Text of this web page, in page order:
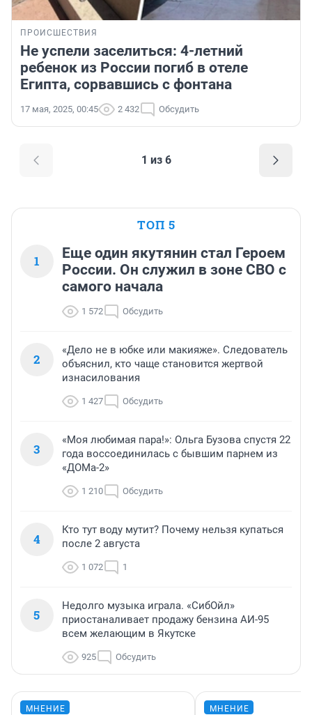
ПРОИСШЕСТВИЯ
Не успели заселиться: 4-летний
ребенок из России погиб в отеле
Египта, сорвавшись с фонтана
17 мая, 2025, 00:45 2 432 Обсудить
1 из 6
ТОП 5
1
Еще один якутянин стал Героем
России. Он служил в зоне СВО с
самого начала
1 572 Обсудить
2
«Дело не в юбке или макияже». Следователь
объяснил, кто чаще становится жертвой
изнасилования
1 427 Обсудить
3
«Моя любимая пара!»: Ольга Бузова спустя 22
года воссоединилась с бывшим парнем из
«ДОМа-2»
1 210 Обсудить
4
Кто тут воду мутит? Почему нельзя купаться
после 2 августа
1 072 1
5
Недолго музыка играла. «СибОйл»
приостаналивает продажу бензина АИ-95
всем желающим в Якутске
925 Обсудить
МНЕНИЕ МНЕНИЕ